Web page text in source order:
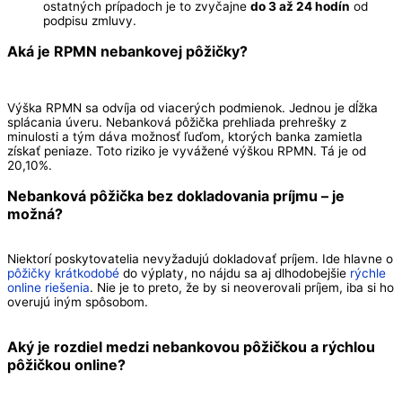
ostatných prípadoch je to zvyčajne do 3 až 24 hodín od
podpisu zmluvy.
Aká je RPMN nebankovej pôžičky?
Výška RPMN sa odvíja od viacerých podmienok. Jednou je dĺžka
splácania úveru. Nebanková pôžička prehliada prehrešky z
minulosti a tým dáva možnosť ľuďom, ktorých banka zamietla
získať peniaze. Toto riziko je vyvážené výškou RPMN. Tá je od
20,10%.
Nebanková pôžička bez dokladovania príjmu – je
možná?
Niektorí poskytovatelia nevyžadujú dokladovať príjem. Ide hlavne o
pôžičky krátkodobé do výplaty, no nájdu sa aj dlhodobejšie rýchle
online riešenia. Nie je to preto, že by si neoverovali príjem, iba si ho
overujú iným spôsobom.
Aký je rozdiel medzi nebankovou pôžičkou a rýchlou
pôžičkou online?